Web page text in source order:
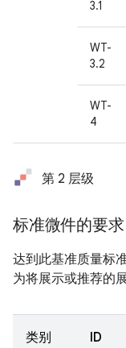
3.1
WT-
3.2
WT-
4
第 2 层级
标准微件的要求
达到此基准质量标
为将展示或推荐的
类别 ID